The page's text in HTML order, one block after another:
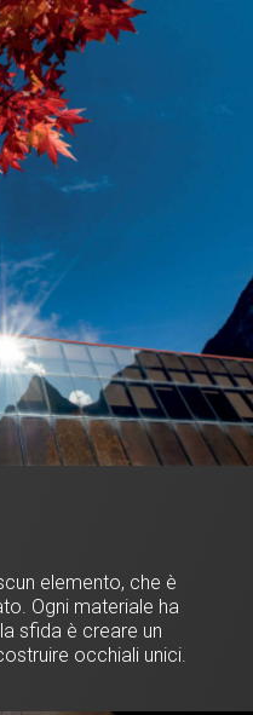
elemento, che è
Ogni materiale ha
sfida è creare un
occhiali unici.